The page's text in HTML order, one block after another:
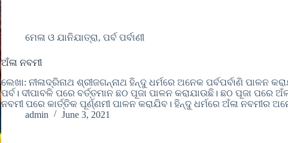
ମେଳା ଓ ଯାନିଯାତ୍ରା, ପର୍ବ ପର୍ବାଣୀ
ଅଁଳା ନବମୀ
ଲେଖା: ନୀଳାଦ୍ରିନାଥ ଶ୍ରୀଜଗନ୍ନାଥ ହିନ୍ଦୁ ଧର୍ମରେ ଅନେକ ପର୍ବପର୍ବାଣି ପାଳନ
ପର୍ବ। ଦୀପାବଳି ପରେ ବର୍ତ୍ତମାନ ଛଠ ପୂଜା ପାଳନ କରାଯାଉଛି। ଛଠ ପୂଜା ପରେ
ନବମୀ ପରେ କାର୍ତ୍ତିକ ପୂର୍ଣ୍ଣମୀ ପାଳନ କରାଯିବ। ହିନ୍ଦୁ ଧର୍ମରେ ଅଁଳା ନବମୀର
admin
June 3, 2021